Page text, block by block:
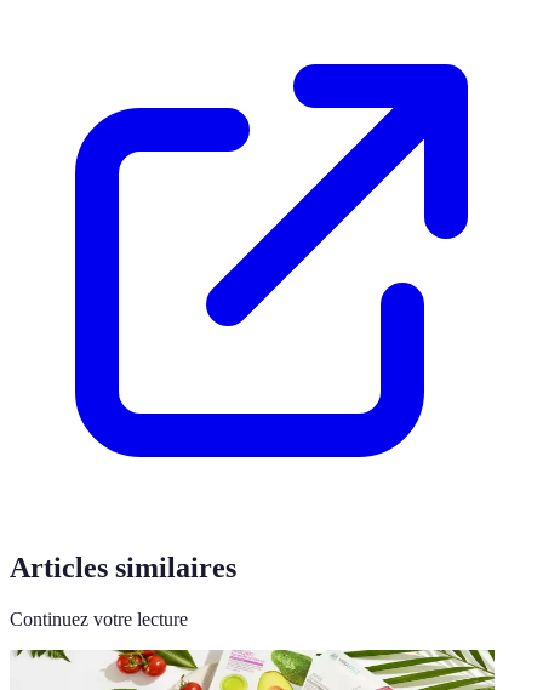
Articles similaires
Continuez votre lecture